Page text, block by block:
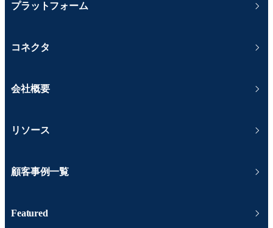
プラットフォーム
コネクタ
会社概要
リソース
顧客事例一覧
Featured